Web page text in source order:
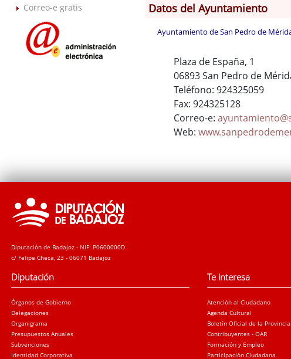
Correo-e gratis
Datos del Ayuntamiento
Ayuntamiento de San Pedro de
Plaza de España, 1
06893 San Pedro de
Teléfono: 924325059
Fax: 924325128
Correo-e:
Web:
Diputación de Badajoz - NIF: P0600000D
c/ Felipe Checa, 23 - 06071 Badajoz
Diputación
Órganos de Gobierno
Delegaciones
Organigrama
Presupuestos Anuales
Subvenciones
Identidad Corporativa
Te interesa
Atención al Ciudadano
Agenda Cultural
Boletín Oficial de la Provincia
Contribuyentes - OAR
Formación y Empleo
Participación Ciudadana